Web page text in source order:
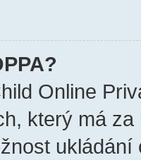
Online
který má